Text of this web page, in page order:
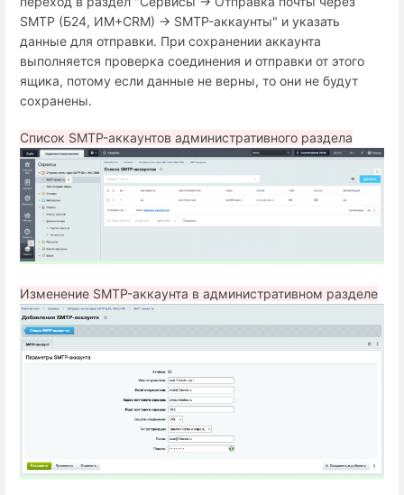
SMTP (Б24, ИМ+СRM) → SMTP-аккаунты" и указать
данные для отправки. При сохранении аккаунта
выполняется проверка соединения и отправки от этого
ящика, потому если данные не верны, то они не будут
сохранены.
Список SMTP-аккаунтов административного раздела
Изменение SMTP-аккаунта в административном разделе